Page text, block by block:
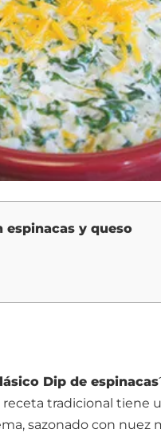
espinacas y queso
Dip de espinacas
tradicional tiene
sazonado con nuez